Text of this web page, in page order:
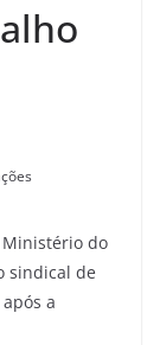
Ministério do
sindical de
a